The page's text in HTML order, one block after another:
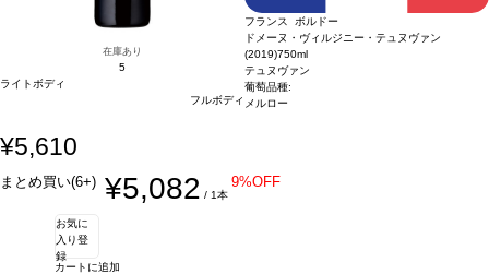
在庫あり
5
ライトボディ
フルボディ
フランス ボルドー
ドメーヌ・ヴィルジニー・テュヌヴァン
(2019)750ml
テュヌヴァン
葡萄品種:
メルロー
¥5,610
まとめ買い(6+) ¥5,082 / 1本
9%OFF
お気に
入り登
録
カートに追加